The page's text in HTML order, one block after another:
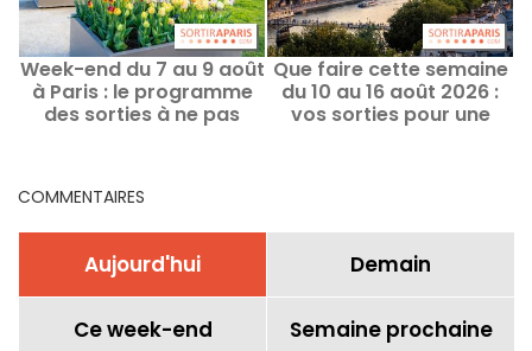
Week-end du 7 au 9 août
à Paris : le programme
des sorties à ne pas
Que faire cette semaine
du 10 au 16 août 2026 :
vos sorties pour une
COMMENTAIRES
Aujourd'hui Demain
Ce week-end Semaine prochaine